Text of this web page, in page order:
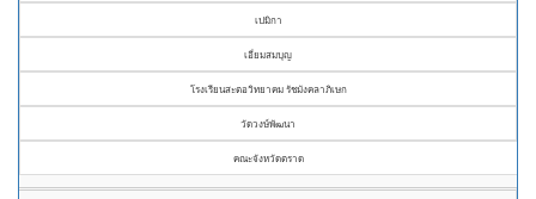
เปมิกา
เอี่ยมสมบุญ
โรงเรียนสะตอวิทยาคม รัชมังคลาภิเษก
วัดวงษ์พัฒนา
คณะจังหวัดตราด